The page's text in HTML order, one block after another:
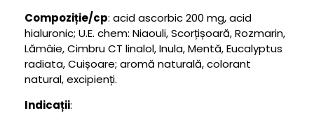
Compoziție/cp: acid ascorbic 200 mg, acid
hialuronic; U.E. chem: Niaouli, Scorțișoară, Rozmarin,
Lămâie, Cimbru CT linalol, Inula, Mentă, Eucalyptus
radiata, Cuișoare; aromă naturală, colorant
natural, excipienți.
Indicații: